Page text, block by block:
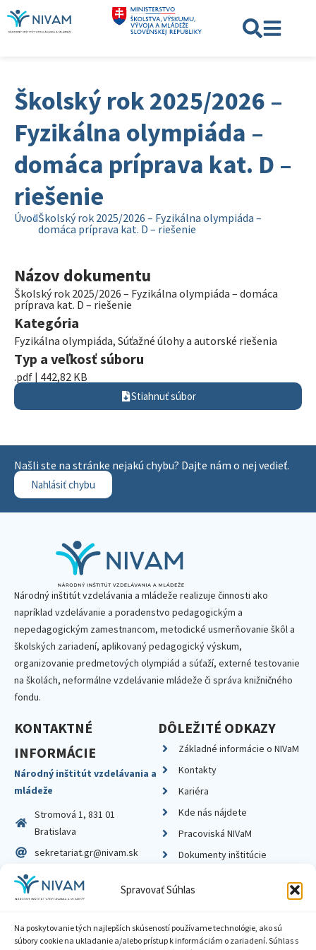
Spravovať Súhlas
Na poskytovanie tých najlepších skúseností používame technológie, ako sú
súbory cookie na ukladanie a/alebo prístup k informáciám o zariadení. Súhlas s
Školský rok 2025/2026 –
Fyzikálna olympiáda –
domáca príprava kat. D –
riešenie
ÚvodŠkolský rok 2025/2026 – Fyzikálna olympiáda –
domáca príprava kat. D – riešenie
Názov dokumentu
Školský rok 2025/2026 – Fyzikálna olympiáda – domáca
príprava kat. D – riešenie
Kategória
Fyzikálna olympiáda, Súťažné úlohy a autorské riešenia
Typ a veľkosť súboru
.pdf | 442,82 KB
Stiahnuť súbor
Našli ste na stránke nejakú chybu? Dajte nám o nej vedieť.
Nahlásiť chybu
Národný inštitút vzdelávania a mládeže realizuje činnosti ako
napríklad vzdelávanie a poradenstvo pedagogickým a
nepedagogickým zamestnancom, metodické usmerňovanie škôl a
školských zariadení, aplikovaný pedagogický výskum,
organizovanie predmetových olympiád a súťaží, externé testovanie
na školách, neformálne vzdelávanie mládeže či správa knižničného
fondu.
KONTAKTNÉ
INFORMÁCIE
Národný inštitút vzdelávania a
mládeže
Stromová 1, 831 01
Bratislava
sekretariat.gr@nivam.sk
IČO: 00164348
DIČ: 2020798714
DÔLEŽITÉ ODKAZY
Základné informácie o NIVaM
Kontakty
Kariéra
Kde nás nájdete
Pracoviská NIVaM
Dokumenty inštitúcie